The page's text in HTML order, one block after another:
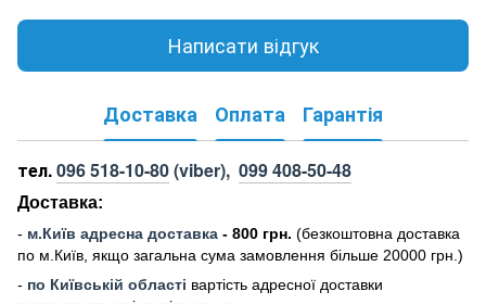
Написати відгук
Доставка Оплата Гарантія
тел.096 518-10-80(viber), 099 408-50-48
Доставка:
- м.Київ адресна доставка - 800 грн. (безкоштовна доставка
по м.Київ, якщо загальна сума замовлення більше 20000 грн .)
- по Київській області вартість адресної доставки